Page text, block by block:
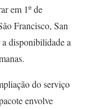
em 1º de
Francisco, San
disponibilidade a
do serviço
envolve